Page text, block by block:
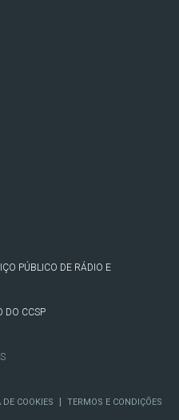
PÚBLICO DE RÁDIO E
DO CCSP
COOKIES TERMOS E CONDIÇÕES